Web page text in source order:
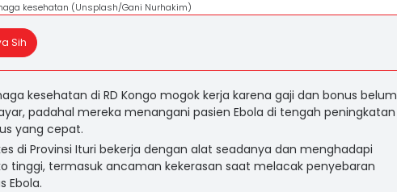
kesehatan (Unsplash/Gani Nurhakim)
Sih
kesehatan di RD Kongo mogok kerja karena gaji dan bonus belum
padahal mereka menangani pasien Ebola di tengah peningkatan
yang cepat.
di Provinsi Ituri bekerja dengan alat seadanya dan menghadapi
tinggi, termasuk ancaman kekerasan saat melacak penyebaran
Ebola.